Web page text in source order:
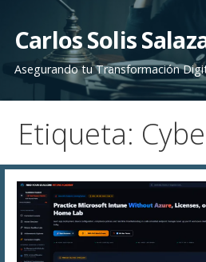
contenido
Carlos Solis
Asegurando tu Transformación
Etiqueta: